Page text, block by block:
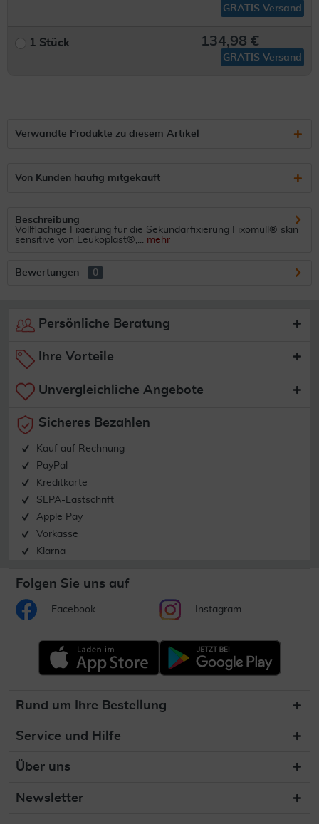
GRATIS Versand
1 Stück 134,98 €
GRATIS Versand
Verwandte Produkte zu diesem Artikel
Von Kunden häufig mitgekauft
Beschreibung
Vollflächige Fixierung für die Sekundärfixierung Fixomull® skin
sensitive von Leukoplast®,... mehr
Bewertungen 0
Persönliche Beratung
Ihre Vorteile
Unvergleichliche Angebote
Sicheres Bezahlen
Kauf auf Rechnung
PayPal
Kreditkarte
SEPA-Lastschrift
Apple Pay
Vorkasse
Klarna
Folgen Sie uns auf
Facebook Instagram
Rund um Ihre Bestellung
Service und Hilfe
Über uns
Newsletter